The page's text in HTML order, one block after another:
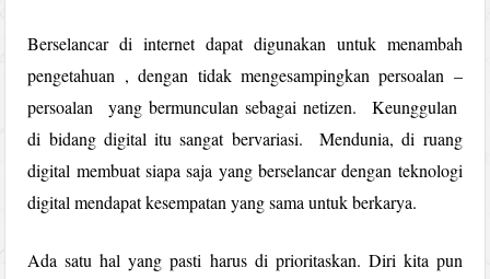
Berselancar di internet dapat digunakan untuk menambah
pengetahuan , dengan tidak mengesampingkan persoalan –
persoalan yang bermunculan sebagai netizen. Keunggulan
di bidang digital itu sangat bervariasi. Mendunia, di ruang
digital membuat siapa saja yang berselancar dengan teknologi
digital mendapat kesempatan yang sama untuk berkarya.
Ada satu hal yang pasti harus di prioritaskan. Diri kita pun